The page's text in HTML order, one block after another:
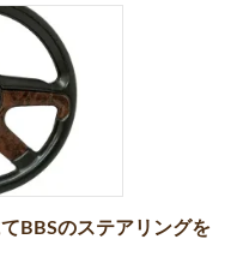
BBSのステアリングを